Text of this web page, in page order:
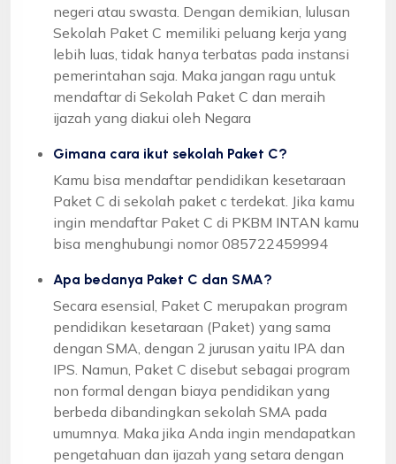
negeri atau swasta. Dengan demikian, lulusan
Sekolah Paket C memiliki peluang kerja yang
lebih luas, tidak hanya terbatas pada instansi
pemerintahan saja. Maka jangan ragu untuk
mendaftar di Sekolah Paket C dan meraih
ijazah yang diakui oleh Negara
Gimana cara ikut sekolah Paket C?
Kamu bisa mendaftar pendidikan kesetaraan
Paket C di sekolah paket c terdekat. Jika kamu
ingin mendaftar Paket C di PKBM INTAN kamu
bisa menghubungi nomor 085722459994
Apa bedanya Paket C dan SMA?
Secara esensial, Paket C merupakan program
pendidikan kesetaraan (Paket) yang sama
dengan SMA, dengan 2 jurusan yaitu IPA dan
IPS. Namun, Paket C disebut sebagai program
non formal dengan biaya pendidikan yang
berbeda dibandingkan sekolah SMA pada
umumnya. Maka jika Anda ingin mendapatkan
pengetahuan dan ijazah yang setara dengan